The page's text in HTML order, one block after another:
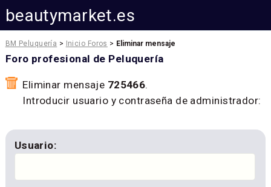
beautymarket.es
BM Peluquería > Inicio Foros > Eliminar mensaje
Foro profesional de Peluquería
Eliminar mensaje 725466.
Introducir usuario y contraseña de administrador:
Usuario: